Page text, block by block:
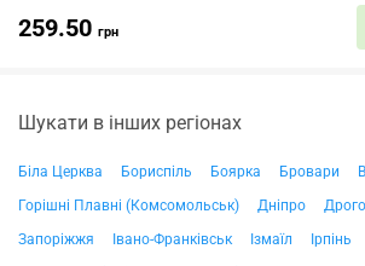
259.50 грн
Шукати в інших регіонах
Біла Церква Бориспіль Боярка Бровари
Горішні Плавні (Комсомольськ)
Дніпро
Запоріжжя
Івано-Франківськ Ізмаїл
Ірпінь